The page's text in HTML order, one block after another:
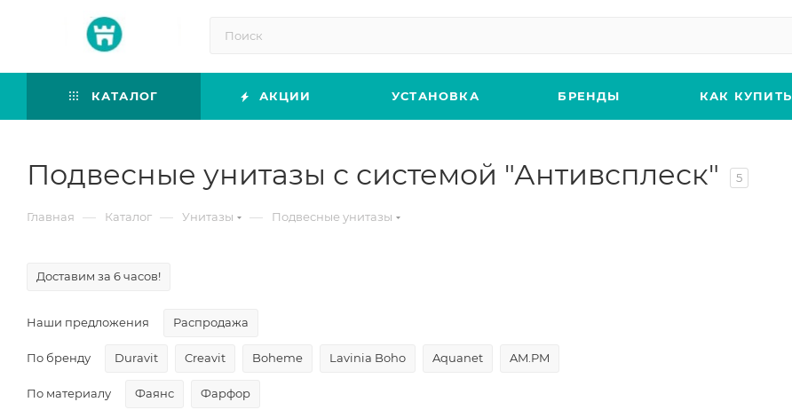
КАТАЛОГ АКЦИИ УСТАНОВКА БРЕНДЫ КАК КУПИТЬ
Подвесные унитазы с системой "Антивсплеск" 5
Главная — Каталог — Унитазы — Подвесные унитазы
Доставим за 6 часов!
Наши предложения Распродажа
По бренду Duravit Creavit Boheme Lavinia Boho Aquanet AM.PM
По материалу Фаянс Фарфор